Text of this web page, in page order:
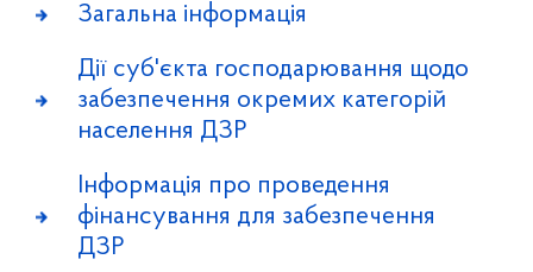
Загальна інформація
Дії суб'єкта господарювання щодо
забезпечення окремих категорій
населення ДЗР
Інформація про проведення
фінансування для забезпечення
ДЗР